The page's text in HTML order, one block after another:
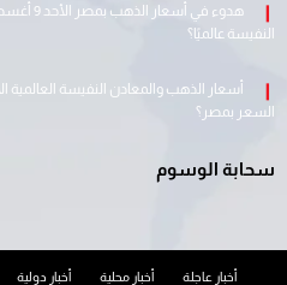
هدوء في
النفيسة عالميًا؟
السعر بمصر؟
سحابة الوسوم
أخبار عاجلة أخبار محلية أخبار دولية